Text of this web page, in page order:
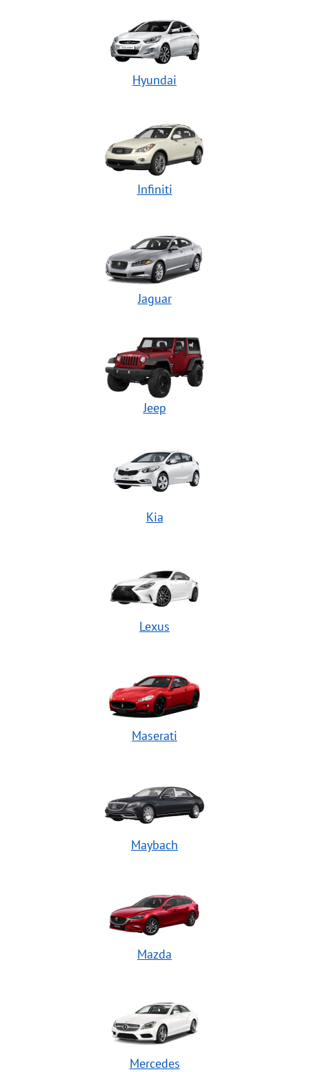
Hyundai
Infiniti
Jaguar
Jeep
Kia
Lexus
Maserati
Maybach
Mazda
Mercedes